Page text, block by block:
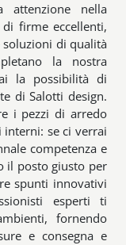
attenzione nella
firme eccellenti,
soluzioni di qualità
la nostra
la possibilità di
di Salotti design.
i pezzi di arredo
se ci verrai
competenza e
il posto giusto per
spunti innovativi
esperti ti
fornendo
e consegna e